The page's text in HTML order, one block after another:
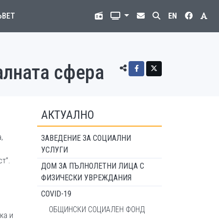
EN
сфера
и
АКТУАЛНО
ЗАВЕДЕНИЕ ЗА СОЦИАЛНИ
УСЛУГИ
ДОМ ЗА ПЪЛНОЛЕТНИ ЛИЦА С
ФИЗИЧЕСКИ УВРЕЖДАНИЯ
COVID-19
ОБЩИНСКИ СОЦИАЛЕН ФОНД